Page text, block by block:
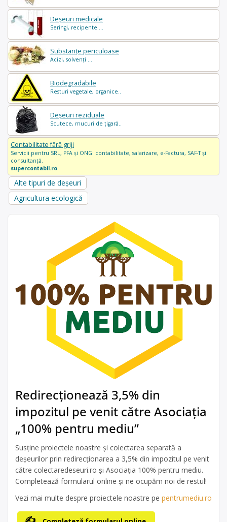
Deșeuri medicale
Seringi, recipente ...
Substanțe periculoase
Acizi, solvenți ...
Biodegradabile
Resturi vegetale, organice..
Deșeuri reziduale
Scutece, mucuri de țigară..
Contabilitate fără griji
Servicii pentru SRL, PFA și ONG: contabilitate, salarizare, e-Factura, SAF-T și
consultanță.
supercontabil.ro
Alte tipuri de deșeuri
Agricultura ecologică
Redirecționează 3,5% din
impozitul pe venit către Asociația
„100% pentru mediu”
Susține proiectele noastre și colectarea separată a
deșeurilor prin redirecționarea a 3,5% din impozitul pe venit
către colectaredeseuri.ro și Asociația 100% pentru mediu.
Completează formularul online și ne ocupăm noi de restul!
Vezi mai multe despre proiectele noastre pe pentrumediu.ro